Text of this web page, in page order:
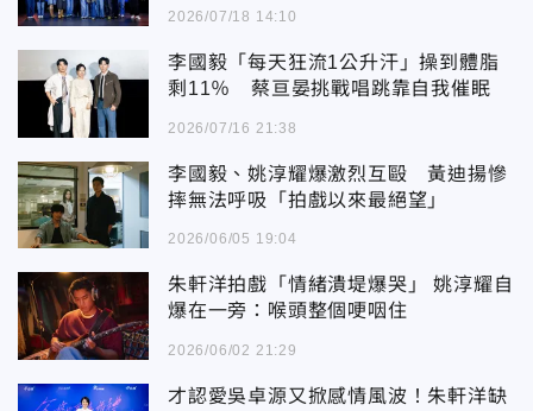
2026/07/18 14:10
李國毅「每天狂流1公升汗」操到體脂
剩11％ 蔡亘晏挑戰唱跳靠自我催眠
2026/07/16 21:38
李國毅、姚淳耀爆激烈互毆 黃迪揚慘
摔無法呼吸「拍戲以來最絕望」
2026/06/05 19:04
朱軒洋拍戲「情緒潰堤爆哭」 姚淳耀自
爆在一旁：喉頭整個哽咽住
2026/06/02 21:29
才認愛吳卓源又掀感情風波！朱軒洋缺